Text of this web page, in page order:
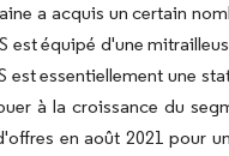
a acquis un certain
est équipé d'une
est essentiellement une
à la croissance du
en août 2021 pour